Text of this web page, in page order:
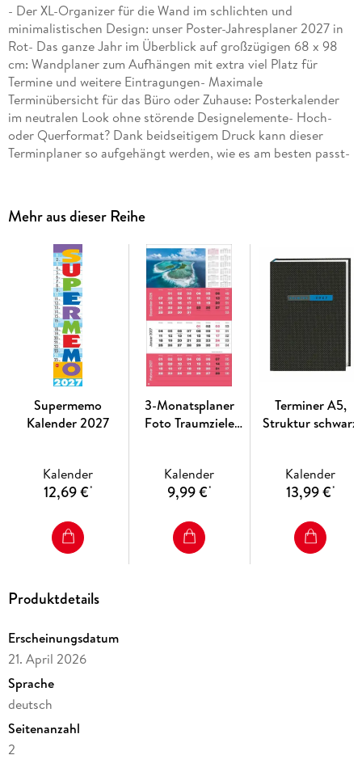
- Der XL-Organizer für die Wand im schlichten und
minimalistischen Design: unser Poster-Jahresplaner 2027 in
Rot- Das ganze Jahr im Überblick auf großzügigen 68 x 98
cm: Wandplaner zum Aufhängen mit extra viel Platz für
Termine und weitere Eintragungen- Maximale
Terminübersicht für das Büro oder Zuhause: Posterkalender
im neutralen Look ohne störende Designelemente- Hoch-
oder Querformat? Dank beidseitigem Druck kann dieser
Terminplaner so aufgehängt werden, wie es am besten passt-
Mehr aus dieser Reihe
Supermemo
Kalender 2027
Kalender
12,69 €*
3-Monatsplaner
Foto Traumziele
Kalender
9,99 €*
Terminer A5,
Struktur schwarz
Kalender
13,99 €*
Produktdetails
Erscheinungsdatum
21. April 2026
Sprache
deutsch
Seitenanzahl
2